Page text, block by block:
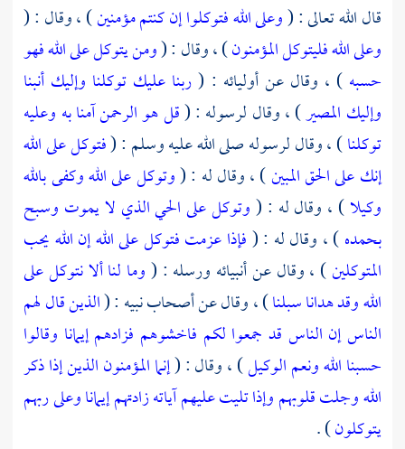
قال الله تعالى : (وعلى الله فتوكلوا إن كنتم مؤمنين) ، وقال : (
وعلى الله فليتوكل المؤمنون) ، وقال : (ومن يتوكل على الله فهو
حسبه) ، وقال عن أوليائه : (ربنا عليك توكلنا وإليك أنبنا
وإليك المصير) ، وقال لرسوله : (قل هو الرحمن آمنا به وعليه
توكلنا) ، وقال لرسوله صلى الله عليه وسلم : (فتوكل على الله
إنك على الحق المبين) ، وقال له : (وتوكل على الله وكفى بالله
وكيلا) ، وقال له : (وتوكل على الحي الذي لا يموت وسبح
بحمده) ، وقال له : (فإذا عزمت فتوكل على الله إن الله يحب
المتوكلين) ، وقال عن أنبيائه ورسله : (وما لنا ألا نتوكل على
الله وقد هدانا سبلنا) ، وقال عن أصحاب نبيه : (الذين قال لهم
الناس إن الناس قد جمعوا لكم فاخشوهم فزادهم إيمانا وقالوا
حسبنا الله ونعم الوكيل) ، وقال : (إنما المؤمنون الذين إذا ذكر
الله وجلت قلوبهم وإذا تليت عليهم آياته زادتهم إيمانا وعلى ربهم
يتوكلون) .